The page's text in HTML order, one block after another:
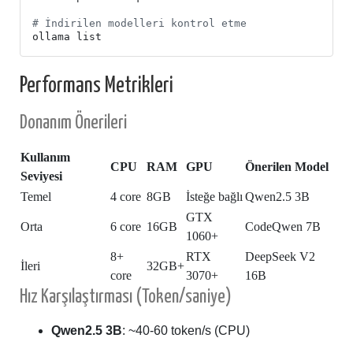
# İndirilen modelleri kontrol etme
Performans Metrikleri
Donanım Önerileri
Kullanım
Seviyesi
CPU RAM GPU Önerilen Model
Temel 4 core 8GB İsteğe bağlı Qwen2.5 3B
Orta 6 core 16GB
GTX
1060+
CodeQwen 7B
İleri
8+
core
32GB+
RTX
3070+
DeepSeek V2
16B
Hız Karşılaştırması (Token/saniye)
Qwen2.5 3B: ~40-60 token/s (CPU)